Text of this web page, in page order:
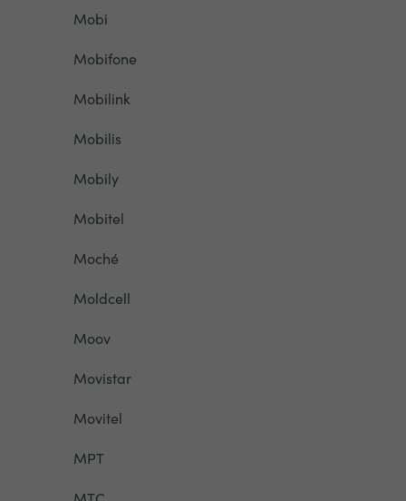
Mobi
Mobifone
Mobilink
Mobilis
Mobily
Mobitel
Moché
Moldcell
Moov
Movistar
Movitel
MPT